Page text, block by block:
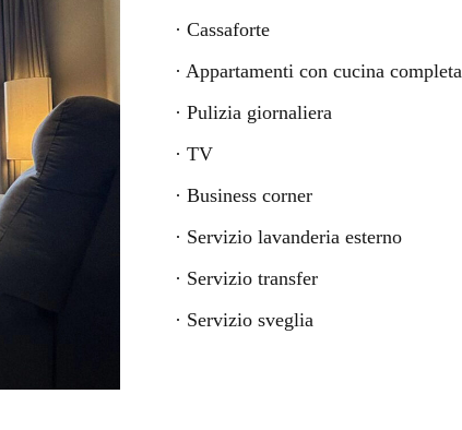
· Cassaforte
· Appartamenti con cucina completa
· Pulizia giornaliera
· TV
· Business corner
· Servizio lavanderia esterno
· Servizio transfer
· Servizio sveglia